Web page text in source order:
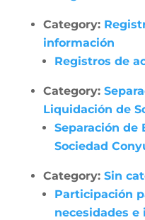
Category:
información
Registros de
Category:
Liquidación de
Separación de
Sociedad
Category: Sin
Participación
necesidades